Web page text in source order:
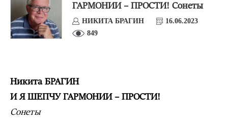
ГАРМОНИИ – ПРОСТИ! Сонеты
НИКИТА БРАГИН
16.06.2023
849
Никита БРАГИН
И Я ШЕПЧУ ГАРМОНИИ – ПРОСТИ!
Сонеты